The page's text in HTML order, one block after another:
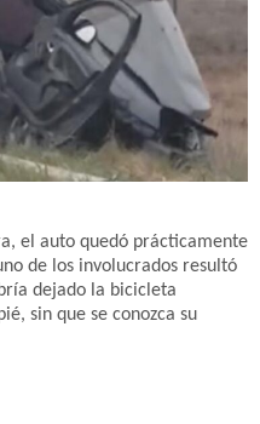
el auto quedó prácticamente
de los involucrados resultó
dejado la bicicleta
sin que se conozca su